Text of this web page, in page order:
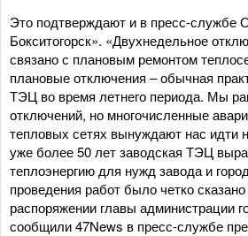
Это подтверждают и в пресс-
Бокситогорск». «Двухнедельное
связано с плановым ремонтом
плановые отключения – обычная
ТЭЦ во время летнего периода. Мы
отключений, но многочисленные
тепловых сетях вынуждают нас идти
уже более 50 лет заводская ТЭЦ
теплоэнергию для нужд завода и
проведения работ было четко
распоряжении главы администрации
сообщили 47News в пресс-службе